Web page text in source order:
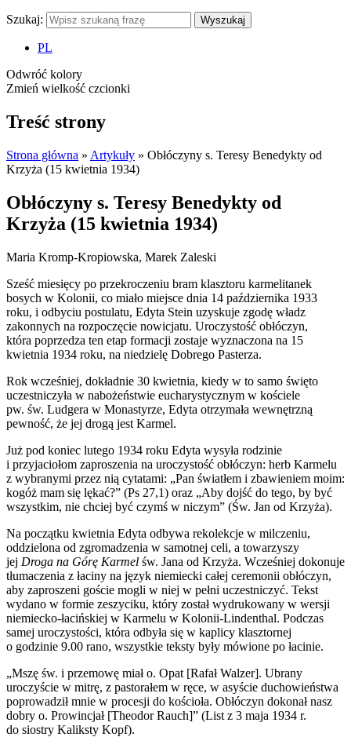
Szukaj: Wyszukaj
PL
Odwróć kolory
Zmień wielkość czcionki
Treść strony
Strona główna » Artykuły » Obłóczyny s. Teresy Benedykty od
Krzyża (15 kwietnia 1934)
Obłóczyny s. Teresy Benedykty od
Krzyża (15 kwietnia 1934)
Maria Kromp-Kropiowska, Marek Zaleski
Sześć miesięcy po przekroczeniu bram klasztoru karmelitanek
bosych w Kolonii, co miało miejsce dnia 14 października 1933
roku, i odbyciu postulatu, Edyta Stein uzyskuje zgodę władz
zakonnych na rozpoczęcie nowicjatu. Uroczystość obłóczyn,
która poprzedza ten etap formacji zostaje wyznaczona na 15
kwietnia 1934 roku, na niedzielę Dobrego Pasterza.
Rok wcześniej, dokładnie 30 kwietnia, kiedy w to samo święto
uczestniczyła w nabożeństwie eucharystycznym w kościele
pw. św. Ludgera w Monastyrze, Edyta otrzymała wewnętrzną
pewność, że jej drogą jest Karmel.
Już pod koniec lutego 1934 roku Edyta wysyła rodzinie
i przyjaciołom zaproszenia na uroczystość obłóczyn: herb Karmelu
z wybranymi przez nią cytatami: „Pan światłem i zbawieniem moim:
kogóż mam się lękać?” (Ps 27,1) oraz „Aby dojść do tego, by być
wszystkim, nie chciej być czymś w niczym” (Św. Jan od Krzyża).
Na początku kwietnia Edyta odbywa rekolekcje w milczeniu,
oddzielona od zgromadzenia w samotnej celi, a towarzyszy
jej Droga na Górę Karmel św. Jana od Krzyża. Wcześniej dokonuje
tłumaczenia z łaciny na język niemiecki całej ceremonii obłóczyn,
aby zaproszeni goście mogli w niej w pełni uczestniczyć. Tekst
wydano w formie zeszyciku, który został wydrukowany w wersji
niemiecko-łacińskiej w Karmelu w Kolonii-Lindenthal. Podczas
samej uroczystości, która odbyła się w kaplicy klasztornej
o godzinie 9.00 rano, wszystkie teksty były mówione po łacinie.
„Mszę św. i przemowę miał o. Opat [Rafał Walzer]. Ubrany
uroczyście w mitrę, z pastorałem w ręce, w asyście duchowieństwa
poprowadził mnie w procesji do kościoła. Obłóczyn dokonał nasz
dobry o. Prowincjał [Theodor Rauch]” (List z 3 maja 1934 r.
do siostry Kaliksty Kopf).